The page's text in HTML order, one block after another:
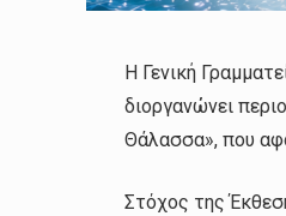
Η Γενική
διοργανώνει
Θάλασσα», που
Στόχος της